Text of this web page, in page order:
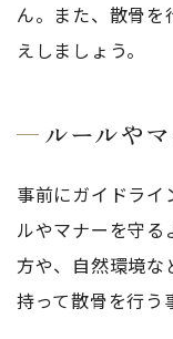
ん。また、散骨
えしましょう。
ルールや
事前にガイドライ
ルやマナーを守る
方や、自然環境な
持って散骨を行う